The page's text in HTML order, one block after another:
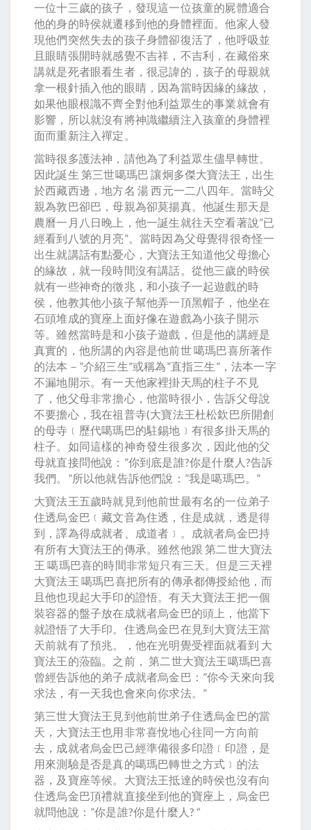
一位十三歲的孩子，發現這一位孩童的屍體適合
他的身的時侯就遷移到他的身體裡面。他家人發
現他們突然失去的孩子身體卻復活了，他呼吸並
且眼睛張開時就感覺不吉祥，不吉利，在藏俗來
講就是死者眼看生者，很忌諱的，孩子的母親就
拿一根針插入他的眼睛，因為當時因緣的緣故，
如果他眼根識不齊全對他利益眾生的事業就會有
影響，所以就沒有將神識繼續注入孩童的身體裡
面而重新注入禪定。
當時很多護法神，請他為了利益眾生儘早轉世。
因此誕生 第三世噶瑪巴 讓炯多傑大寶法王，出生
於西藏西邊，地方名 湯 西元一二八四年。當時父
親為敦巴卻巴，母親為卻莫揚真。他誕生那天是
農曆一月八日晚上，他一誕生就往天空看著說”已
經看到八號的月亮”。當時因為父母覺得很奇怪一
出生就講話有點憂心，大寶法王知道他父母擔心
的緣故，就一段時間沒有講話。從他三歲的時侯
就有一些神奇的徵兆，和小孩子一起遊戲的時
侯，他教其他小孩子幫他弄一頂黑帽子，他坐在
石頭堆成的寶座上面好像在遊戲為小孩子開示
等。雖然當時是和小孩子遊戲，但是他的講經是
真實的，他所講的內容是他前世 噶瑪巴喜所著作
的法本－”介紹三生”或稱為”直指三生”，法本一字
不漏地開示。有一天他家裡掛天馬的柱子不見
了，他父母非常擔心，他當時很小，告訴父母說
不要擔心，我在祖普寺(大寶法王杜松欽巴所開創
的母寺﹝歷代噶瑪巴的駐錫地﹞有很多掛天馬的
柱子。如同這樣的神奇發生很多次，因此他的父
母就直接問他說：”你到底是誰?你是什麼人?告訴
我們。”所以他就告訴他們說：”我是噶瑪巴。”
大寶法王五歲時就見到他前世最有名的一位弟子
住透烏金巴﹝藏文音為住透，住是成就，透是得
到，譯為得成就者、成道者﹞。成就者烏金巴持
有所有大寶法王的傳承。雖然他跟 第二世大寶法
王 噶瑪巴喜的時間非常短只有三天。但是三天裡
大寶法王 噶瑪巴喜把所有的傳承都傳授給他，而
且他也現起大手印的證悟。有天大寶法王把一個
裝容器的盤子放在成就者烏金巴的頭上，他當下
就證悟了大手印。住透烏金巴在見到大寶法王當
天前就有了預兆。，他在光明覺受裡面就看到 大
寶法王的蒞臨。之前， 第二世大寶法王噶瑪巴喜
曾經告訴他的弟子成就者烏金巴：”你今天來向我
求法，有一天我也會來向你求法。”
第三世大寶法王見到他前世弟子住透烏金巴的當
天，大寶法王也用非常喜悅地心往同一方向前
去，成就者烏金巴己經準備很多印證﹝印證，是
用來測驗是否是真的噶瑪巴轉世之方式﹞的法
器，及寶座等候。大寶法王抵達的時侯也沒有向
住透烏金巴頂禮就直接坐到他的寶座上，烏金巴
就問他說：”你是誰?你是什麼人? “